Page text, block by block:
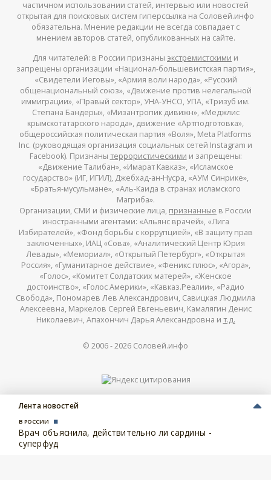
Лента новостей
В РОССИИ
Врач объяснила, действительно ли сардины -
суперфуд
частичном использовании статей, интервью или новостей
открытая для поисковых систем гиперссылка на Соловей.инфо
обязательна. Мнение редакции не всегда совпадает с
мнением авторов статей, опубликованных на сайте.
Для читателей: в России признаны экстремистскими и
запрещены организации «Национал-большевистская партия»,
«Свидетели Иеговы», «Армия воли народа», «Русский
общенациональный союз», «Движение против нелегальной
иммиграции», «Правый сектор», УНА-УНСО, УПА, «Тризуб им.
Степана Бандеры», «Мизантропик дивижн», «Меджлис
крымскотатарского народа», движение «Артподготовка»,
общероссийская политическая партия «Воля», Meta Platforms
Inc. (руководящая организация социальных сетей Instagram и
Facebook). Признаны террористическими и запрещены:
«Движение Талибан», «Имарат Кавказ», «Исламское
государство» (ИГ, ИГИЛ), Джебхад-ан-Нусра, «АУМ Синрике»,
«Братья-мусульмане», «Аль-Каида в странах исламского
Магриба».
Организации, СМИ и физические лица, признанные в России
иностранными агентами: «Альянс врачей», «Лига
Избирателей», «Фонд борьбы с коррупцией», «В защиту прав
заключенных», ИАЦ «Сова», «Аналитический Центр Юрия
Левады», «Мемориал», «Открытый Петербург», «Открытая
Россия», «Гуманитарное действие», «Феникс плюс», «Агора»,
«Голос», «Комитет Солдатских матерей», «Женское
достоинство», «Голос Америки», «Кавказ.Реалии», «Радио
Свобода», Пономарев Лев Александрович, Савицкая Людмила
Алексеевна, Маркелов Сергей Евгеньевич, Камалягин Денис
Николаевич, Апахончич Дарья Александровна и т.д.
© 2006 -2026 Соловей.инфо